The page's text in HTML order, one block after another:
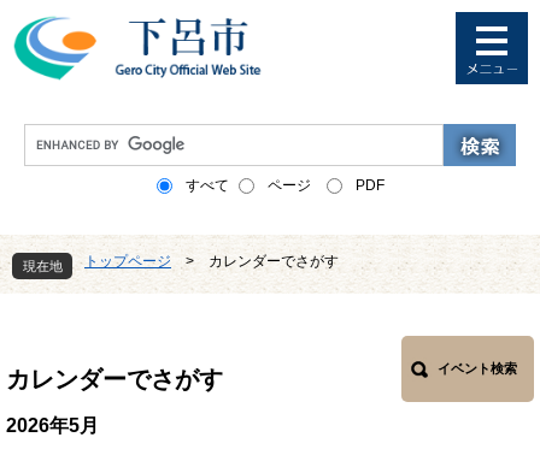
ー
ニ
本
文
へ
e
カ
ス
索
すべて ページ PDF
現在地 トップページ > カレンダーでさがす
カレンダーでさがす イベント検索
2026年5月